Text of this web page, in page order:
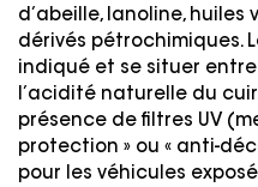
d’abeille, lanoline,
dérivés pétrochimiques.
indiqué et se situer
l’acidité naturelle du
présence de filtres UV
protection » ou « anti-
pour les véhicules